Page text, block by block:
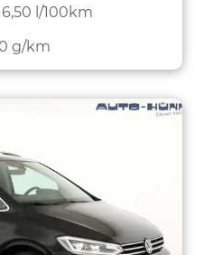
6,50 l/100km
g/km